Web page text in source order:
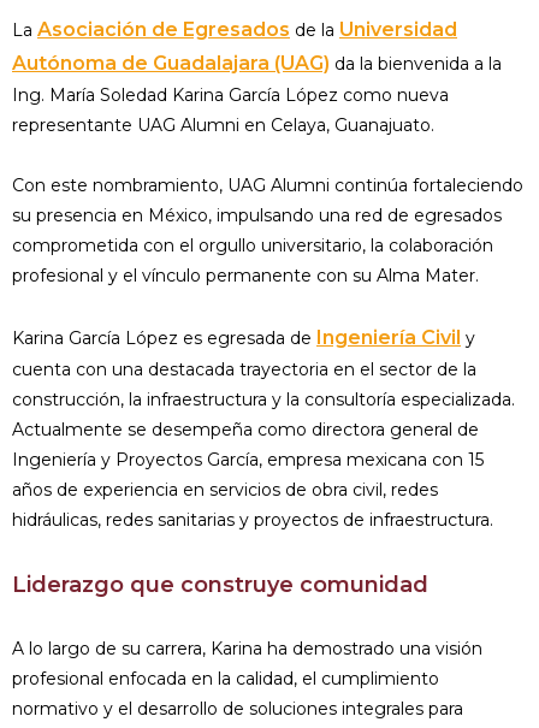
La Asociación de Egresados de la Universidad
Autónoma de Guadalajara (UAG) da la bienvenida a la
Ing. María Soledad Karina García López como nueva
representante UAG Alumni en Celaya, Guanajuato.
Con este nombramiento, UAG Alumni continúa fortaleciendo
su presencia en México, impulsando una red de egresados
comprometida con el orgullo universitario, la colaboración
profesional y el vínculo permanente con su Alma Mater.
Karina García López es egresada de Ingeniería Civil y
cuenta con una destacada trayectoria en el sector de la
construcción, la infraestructura y la consultoría especializada.
Actualmente se desempeña como directora general de
Ingeniería y Proyectos García, empresa mexicana con 15
años de experiencia en servicios de obra civil, redes
hidráulicas, redes sanitarias y proyectos de infraestructura.
Liderazgo que construye comunidad
A lo largo de su carrera, Karina ha demostrado una visión
profesional enfocada en la calidad, el cumplimiento
normativo y el desarrollo de soluciones integrales para